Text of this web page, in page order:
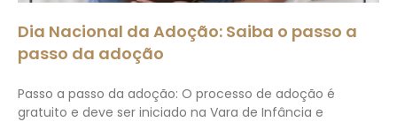
Dia Nacional da Adoção: Saiba o passo a
passo da adoção
Passo a passo da adoção: O processo de adoção é
gratuito e deve ser iniciado na Vara de Infância e